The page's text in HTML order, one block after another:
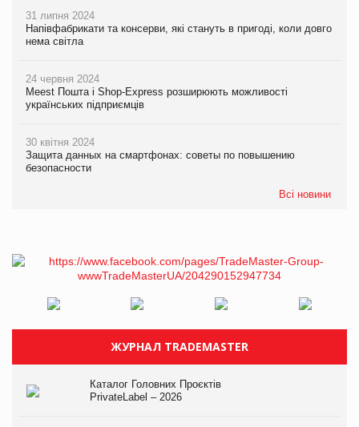
31 липня 2024
Напівфабрикати та консерви, які стануть в пригоді, коли довго
нема світла
24 червня 2024
Meest Пошта і Shop-Express розширюють можливості
українських підприємців
30 квітня 2024
Защита данных на смартфонах: советы по повышению
безопасности
Всі новини
ЖУРНАЛ TRADEMASTER
Каталог Головних Проєктів
PrivateLabel – 2026